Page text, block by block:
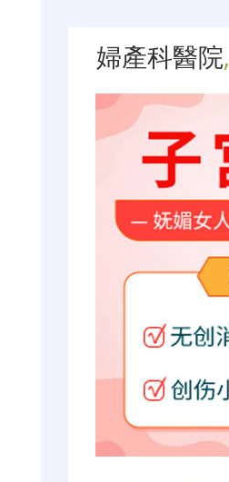
婦產科醫院,